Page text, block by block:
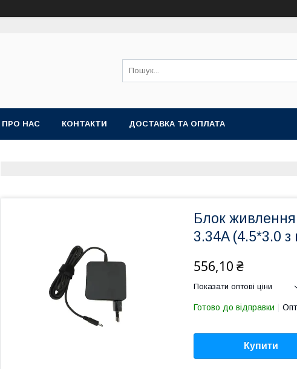
ПРО НАС КОНТАКТИ ДОСТАВКА ТА ОПЛАТА
Блок
3.34A (4.5*3.0
556,10 ₴
Показати оптові ціни
Готово до відправки
Купити